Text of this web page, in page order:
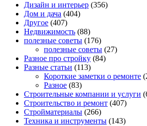
Дизайн и интерьер (356)
Дом и дача (404)
Другое (407)
Недвижимость (88)
полезные советы (176)
полезные советы (27)
Разное про стройку (84)
Разные статьи (113)
Короткие заметки о ремонте
Разное (83)
Строительные компании и услуги
Строительство и ремонт (407)
Стройматериалы (266)
Техника и инструменты (143)